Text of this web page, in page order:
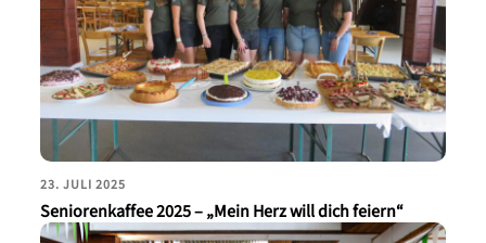
23. JULI 2025
Seniorenkaffee 2025 – „Mein Herz will dich feiern“